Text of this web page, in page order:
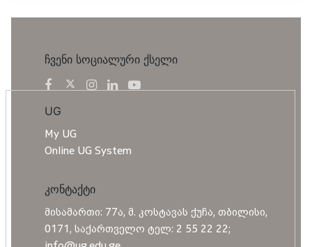
ჩვენი სოციალური ქსელი
UG
My UG
Online UG System
კონტაქტი
მისამართი: 77ა, მ. კოსტავას ქუჩა, თბილისი,
0171, საქართველო ტელ: 2 55 22 22;